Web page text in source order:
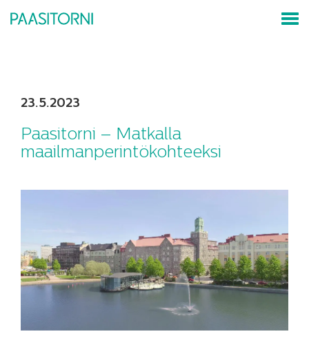
23.5.2023
Paasitorni – Matkalla
maailmanperintökohteeksi